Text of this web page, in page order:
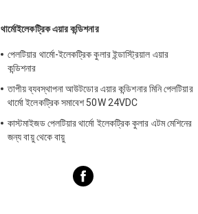
থার্মোইলেকট্রিক এয়ার কন্ডিশনার
পেলটিয়ার থার্মো-ইলেকট্রিক কুলার ইন্ডাস্ট্রিয়াল এয়ার
কন্ডিশনার
তাপীয় ব্যবস্থাপনা আউটডোর এয়ার কন্ডিশনার মিনি পেলটিয়ার
থার্মো ইলেকট্রিক সমাবেশ 50W 24VDC
কাস্টমাইজড পেলটিয়ার থার্মো ইলেকট্রিক কুলার এটম মেশিনের
জন্য বায়ু থেকে বায়ু